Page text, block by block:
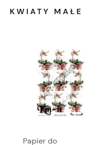
KWIATY MAŁE
Papier do